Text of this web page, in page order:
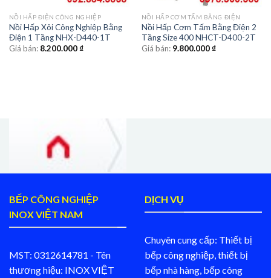
NỒI HẤP ĐIỆN CÔNG NGHIỆP
Nồi Hấp Xôi Công Nghiệp Bằng
Điện 1 Tầng NHX-D440-1T
Giá bán: 8.200.000₫
NỒI HẤP CƠM TẤM BẰNG ĐIỆN
Nồi Hấp Cơm Tấm Bằng Điện 2
Tầng Size 400 NHCT-D400-2T
Giá bán: 9.800.000₫
BẾP CÔNG NGHIỆP
INOX VIỆT NAM
MST: 0312614781 - Tên
thương hiệu: INOX VIỆT
DỊCH VỤ
Chuyên cung cấp: Thiết bị
bếp công nghiệp, thiết bị
bếp nhà hàng, bếp công